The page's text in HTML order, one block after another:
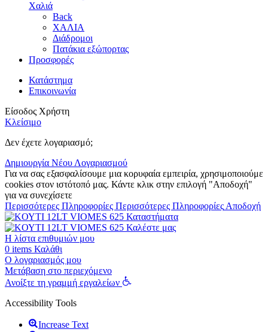
Χαλιά
Back
ΧΑΛΙΑ
Διάδρομοι
Πατάκια εξώπορτας
Προσφορές
Κατάστημα
Επικοινωνία
Είσοδος Χρήστη
Κλείσιμο
Δεν έχετε λογαριασμό;
Δημιουργία Νέου Λογαριασμού
Για να σας εξασφαλίσουμε μια κορυφαία εμπειρία, χρησιμοποιούμε
cookies στον ιστότοπό μας. Κάντε κλικ στην επιλογή "Αποδοχή"
για να συνεχίσετε
Περισσότερες Πληροφορίες Περισσότερες Πληροφορίες Αποδοχή
Καταστήματα
Καλέστε μας
Η λίστα επιθυμιών μου
0 items Καλάθι
Ο λογαριασμός μου
Μετάβαση στο περιεχόμενο
Ανοίξτε τη γραμμή εργαλείων
Accessibility Tools
Increase Text